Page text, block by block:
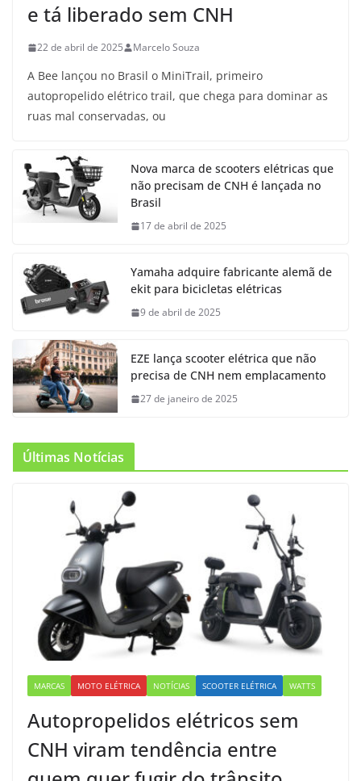
e tá liberado sem CNH
22 de abril de 2025 Marcelo Souza
A Bee lançou no Brasil o MiniTrail, primeiro
autopropelido elétrico trail, que chega para dominar as
ruas mal conservadas, ou
Nova marca de scooters elétricas que
não precisam de CNH é lançada no
Brasil
17 de abril de 2025
Yamaha adquire fabricante alemã de
ekit para bicicletas elétricas
9 de abril de 2025
EZE lança scooter elétrica que não
precisa de CNH nem emplacamento
27 de janeiro de 2025
Últimas Notícias
MARCAS MOTO ELÉTRICA NOTÍCIAS SCOOTER ELÉTRICA WATTS
Autopropelidos elétricos sem
CNH viram tendência entre